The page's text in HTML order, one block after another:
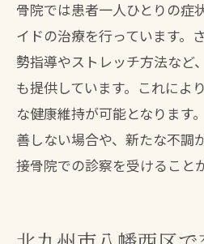
骨院では患者一人ひとりの症
イドの治療を行っています。
勢指導やストレッチ方法など
も提供しています。これによ
な健康維持が可能となります
善しない場合や、新たな不調
接骨院での診察を受けること